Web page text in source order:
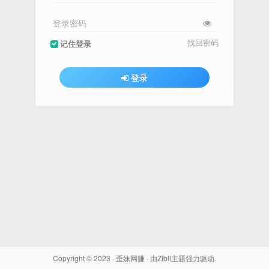
登录密码
记住登录 找回密码
登录
Copyright © 2023 · 歪妹网赚 · 由Zibll主题强力驱动.